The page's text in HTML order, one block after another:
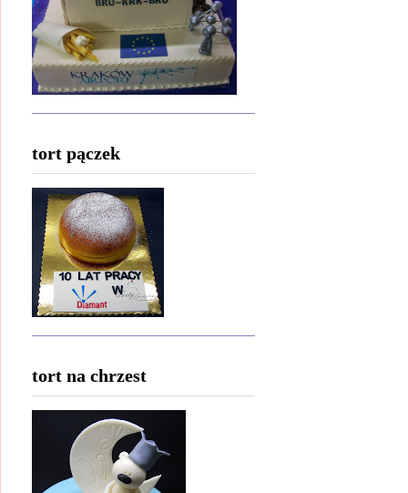
tort pączek
tort na chrzest